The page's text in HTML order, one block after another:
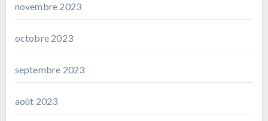
novembre 2023
octobre 2023
septembre 2023
août 2023